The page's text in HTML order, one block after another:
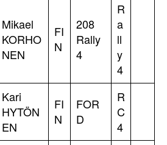
Mikael
KORHO
NEN
FI
N
208
Rally
4
R
a
ll
y
4
Kari
HYTÖN
EN
FI
N
FOR
D
R
C
4